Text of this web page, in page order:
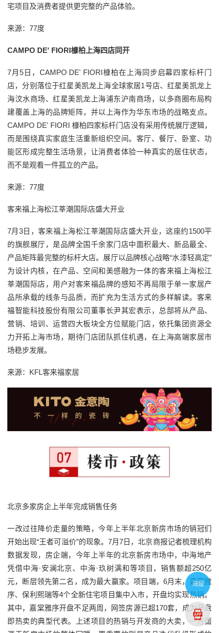
宅项目及消费者提供更完整的产品体验。
来源：77度
CAMPO DE' FIORI槺柏上海四店同开
7月5日，CAMPO DE' FIORI槺柏在上海同步启幕四家标杆门
店，分别落位于红星美凯龙上海全球家居1号店、红星美凯龙上
海汶水商场、红星美凯龙上海浦东沪南商场，以多商圈布局构
建覆盖上海的品牌矩阵，并以上海作为华东市场的战略支点。
CAMPO DE' FIORI 槺柏四家标杆门店没有采用传统展厅逻辑，
而是围绕真实家庭生活重新组织空间。客厅、餐厅、卧室、功
能区形成完整生活场景，让消费者体验一种真实的居住状态，
而不是观看一件孤立的产品。
来源：77度
客来福上海松江莘潮国际店盛大开业
7月3日，客来福上海松江莘潮国际店盛大开业，这座约1500平
的旗舰展厅，是品牌全国千余家门店中面积最大、新品最全、
产品矩阵最完整的标杆大店。展厅以品牌核心战略“水漆轻高定”
为设计内核，在产品、空间和美感融为一体的客来福上海松江
莘潮国际店，用户对客来福品牌的感知不再局限于单一家居产
品所承载的线条与品质，而扩充为生活方式的多样解读。客来
福智能科技股份有限公司董事长尹其宏表示，总部将从产品、
营销、培训、运营四大板块全方位赋能门店，依托集团资源全
力开拓上海市场，期待门店团队抓住机遇，在上海高端家居市
场稳步发展。
来源：KFL客来福家居
北京多家房企上半年完成销售任务
一改过往降价走量的策略，今年上半年北京新房市场的销冠们
开始出现“王者可溢价”的现象。7月7日，北京商报记者梳理机构
数据发现，房企端，今年上半年的北京新房市场中，中海地产
凭借中海·安澜北京、中海·玖树满和等项目，销售额超250亿
元，断层领先第二名，成为最大赢家。项目端，6月末，嘉棠雅
序、保利熙瑞等4个全新住宅项目集中入市，开盘均实现热销。
其中，嘉棠雅序开盘不足两周，网签房源已超170套，成为开盘
即热卖的典型代表。上述项目的热销与开发商的大卖，一方面
海报